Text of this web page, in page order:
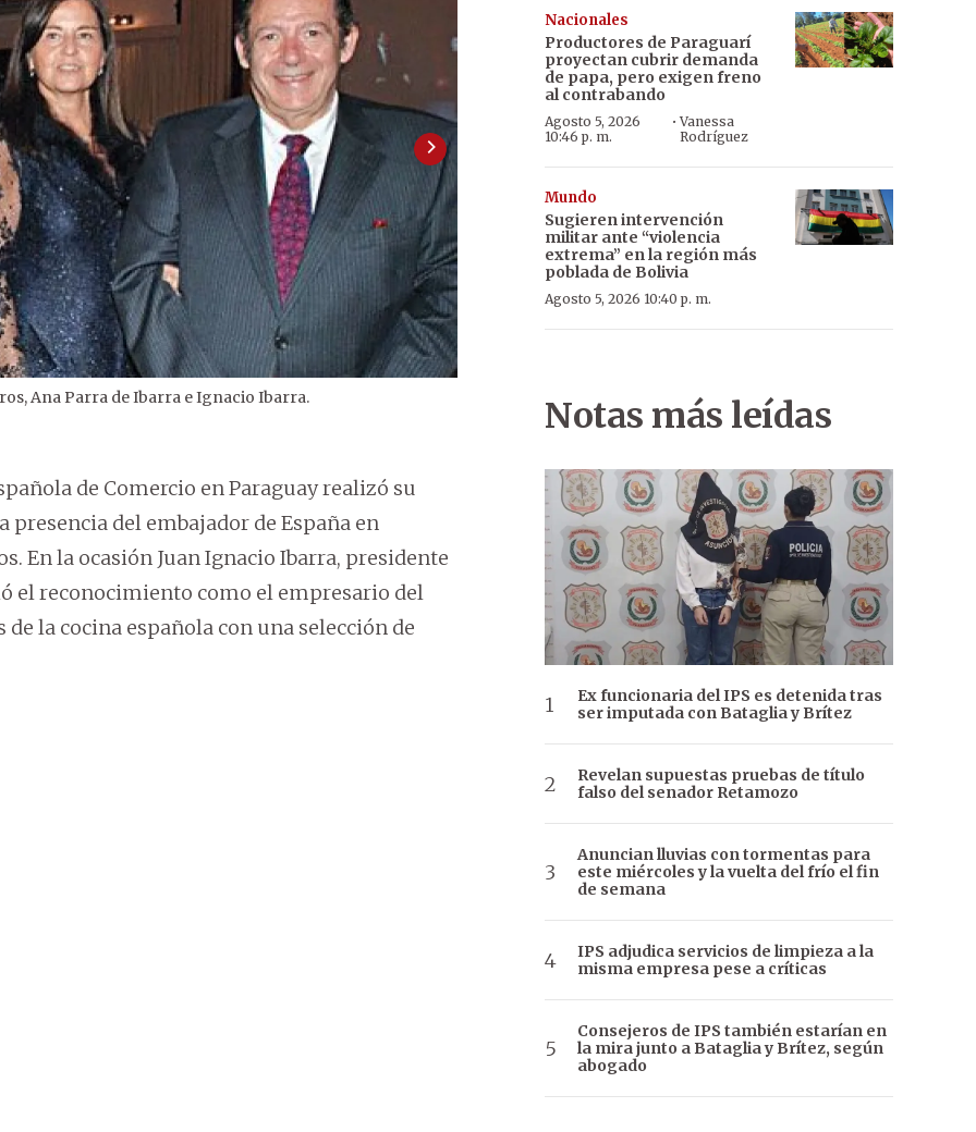
Ana Parra de Ibarra e Ignacio Ibarra. Eduardo y Cristina Felippo con Nicolás Leoz.
de Comercio en Paraguay realizó su
presencia del embajador de España en
En la ocasión Juan Ignacio Ibarra, presidente
el reconocimiento como el empresario del
la cocina española con una selección de
Nacionales
Productores de Paraguarí
proyectan cubrir demanda
de papa, pero exigen freno
al contrabando
Agosto 5, 2026
10:46 p. m.
·Vanessa
Rodríguez
Mundo
Sugieren intervención
militar ante “violencia
extrema” en la región más
poblada de Bolivia
Agosto 5, 2026 10:40 p. m.
Notas más leídas
Ex funcionaria del IPS es detenida tras
ser imputada con Bataglia y Brítez
Revelan supuestas pruebas de título
falso del senador Retamozo
Anuncian lluvias con tormentas para
este miércoles y la vuelta del frío el fin
de semana
IPS adjudica servicios de limpieza a la
misma empresa pese a críticas
Consejeros de IPS también estarían en
la mira junto a Bataglia y Brítez, según
abogado